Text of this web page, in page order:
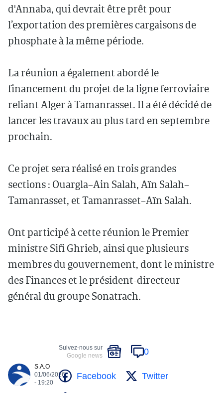
d'Annaba, qui devrait être prêt pour
l’exportation des premières cargaisons de
phosphate à la même période.
La réunion a également abordé le
financement du projet de la ligne ferroviaire
reliant Alger à Tamanrasset. Il a été décidé de
lancer les travaux au plus tard en septembre
prochain.
Ce projet sera réalisé en trois grandes
sections : Ouargla–Ain Salah, Aïn Salah–
Tamanrasset, et Tamanrasset–Aïn Salah.
Ont participé à cette réunion le Premier
ministre Sifi Ghrieb, ainsi que plusieurs
membres du gouvernement, dont le ministre
des Finances et le président-directeur
général du groupe Sonatrach.
S.A.O
01/06/2026
- 19:20
Suivez-nous sur
Google news
0
Facebook Twitter